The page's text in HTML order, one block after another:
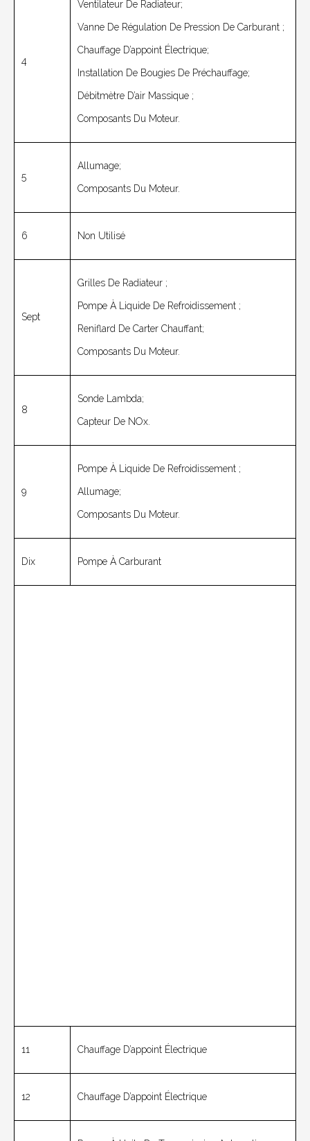
4
Ventilateur De Radiateur;
Vanne De Régulation De Pression De Carburant ;
Chauffage D’appoint Électrique;
Installation De Bougies De Préchauffage;
Débitmètre D’air Massique ;
Composants Du Moteur.
5
Allumage;
Composants Du Moteur.
6 Non Utilisé
Sept
Grilles De Radiateur ;
Pompe À Liquide De Refroidissement ;
Reniflard De Carter Chauffant;
Composants Du Moteur.
8
Sonde Lambda;
Capteur De NOx.
9
Pompe À Liquide De Refroidissement ;
Allumage;
Composants Du Moteur.
Dix Pompe À Carburant
11 Chauffage D’appoint Électrique
12 Chauffage D’appoint Électrique